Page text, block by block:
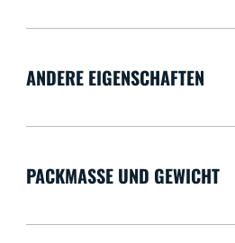
ANDERE EIGENSCHAFTEN
PACKMASSE UND GEWICHT